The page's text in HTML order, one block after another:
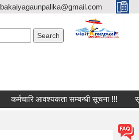
bakaiyagaunpalika@gmail.com
कर्मचारि आवश्यकता सम्बन्धी सूचना !!!